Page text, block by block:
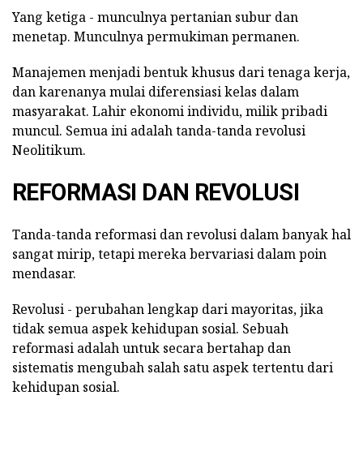
Yang ketiga - munculnya pertanian subur dan
menetap. Munculnya permukiman permanen.
Manajemen menjadi bentuk khusus dari tenaga kerja,
dan karenanya mulai diferensiasi kelas dalam
masyarakat. Lahir ekonomi individu, milik pribadi
muncul. Semua ini adalah tanda-tanda revolusi
Neolitikum.
REFORMASI DAN REVOLUSI
Tanda-tanda reformasi dan revolusi dalam banyak hal
sangat mirip, tetapi mereka bervariasi dalam poin
mendasar.
Revolusi - perubahan lengkap dari mayoritas, jika
tidak semua aspek kehidupan sosial. Sebuah
reformasi adalah untuk secara bertahap dan
sistematis mengubah salah satu aspek tertentu dari
kehidupan sosial.